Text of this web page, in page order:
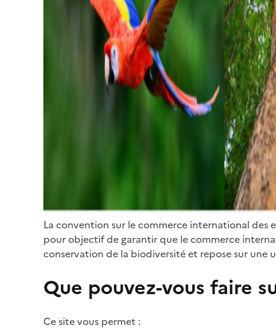
La convention sur le commerce international des
pour objectif de garantir que le commerce
conservation de la biodiversité et repose sur une
Que pouvez-vous faire
Ce site vous permet :